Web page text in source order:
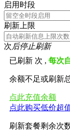
启用时段
刷新上限
次后停止刷新
已刷新 次 ,每次
余额不足或刷新
点此充值余额
点此购买低价超
刷新套餐剩余次